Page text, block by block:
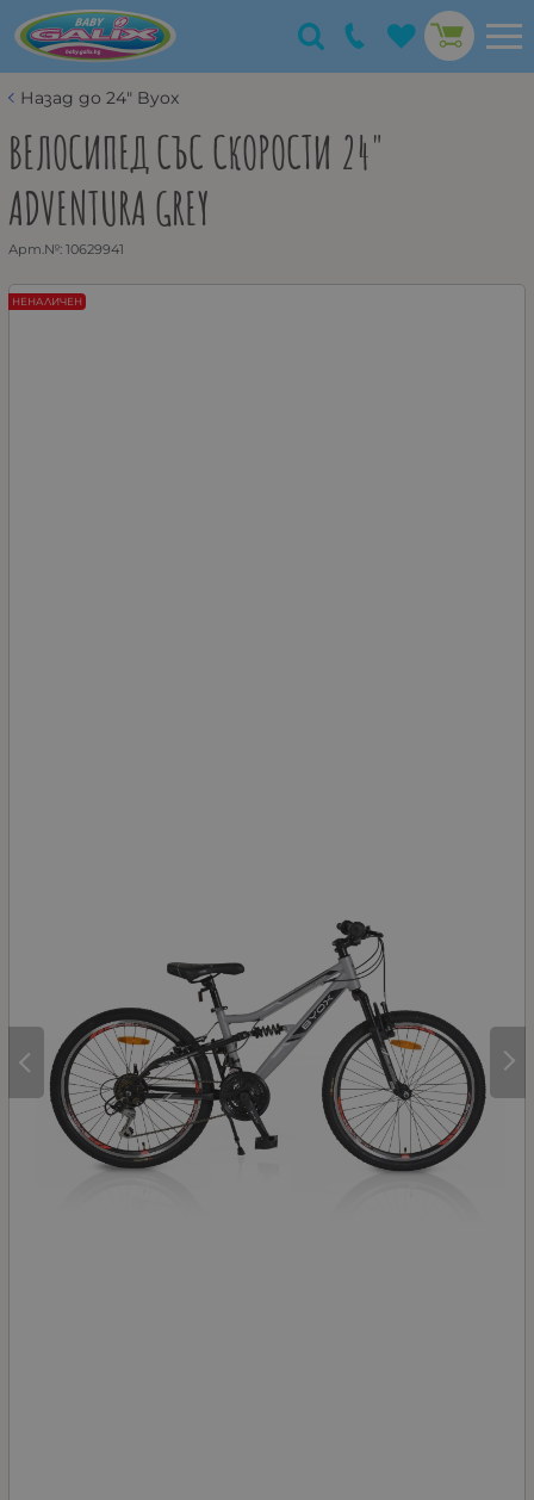
Назад до 24" Byox
ВЕЛОСИПЕД СЪС СКОРОСТИ 24"
ADVENTURA GREY
Арт.№: 10629941
НЕНАЛИЧЕН